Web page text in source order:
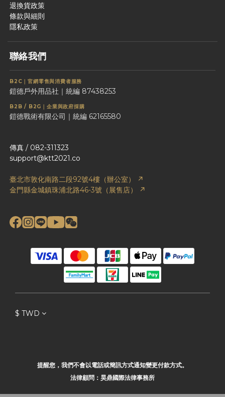
退換貨政策
條款與細則
隱私政策
聯絡我們
B2C｜官網零售與消費者服務
鎧德戶外用品社｜統編 87438253
B2B / B2G｜企業與政府採購
鎧德戰術有限公司｜統編 62165580
傳真 / 082-311323
support@ktt2021.co
臺北市敦化南路二段92號4樓（辦公室） ↗
金門縣金城鎮珠浦北路46-3號（展售店） ↗
$ TWD
提醒您，我們不會以電話或簡訊方式通知變更付款方式。
法律顧問：昊鼎國際法律事務所